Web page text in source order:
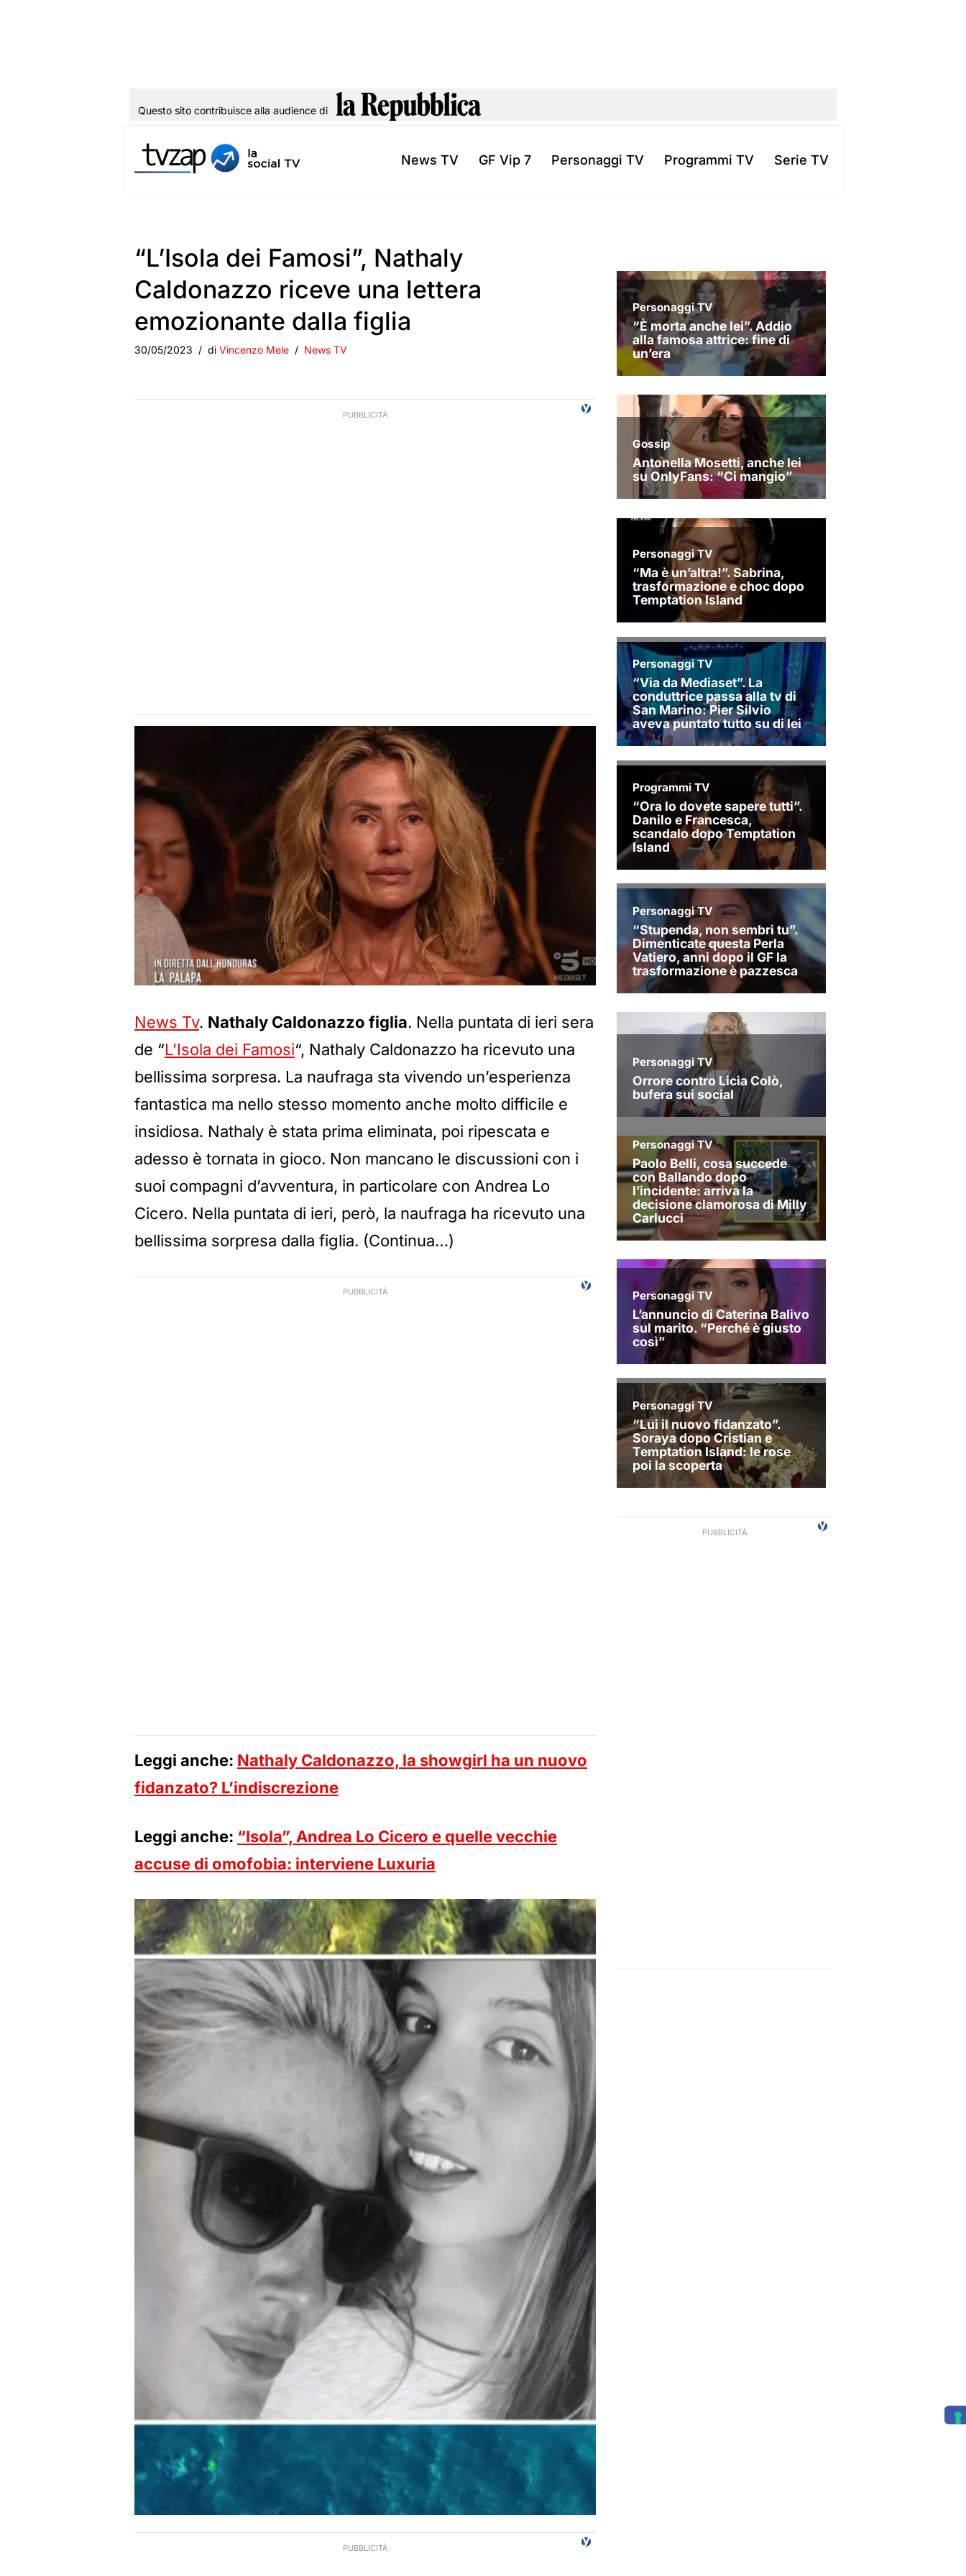
al
Questo sito contribuisce alla audience di
News TV GF Vip 7 Personaggi TV Programmi TV Serie TV
“L’Isola dei Famosi”, Nathaly
Caldonazzo riceve una lettera
emozionante dalla figlia
30/05/2023 di Vincenzo Mele News TV
News Tv. Nathaly Caldonazzo figlia. Nella puntata di ieri sera
de “L’Isola dei Famosi“, Nathaly Caldonazzo ha ricevuto una
bellissima sorpresa. La naufraga sta vivendo un’esperienza
fantastica ma nello stesso momento anche molto difficile e
insidiosa. Nathaly è stata prima eliminata, poi ripescata e
adesso è tornata in gioco. Non mancano le discussioni con i
suoi compagni d’avventura, in particolare con Andrea Lo
Cicero. Nella puntata di ieri, però, la naufraga ha ricevuto una
bellissima sorpresa dalla figlia. (Continua…)
Leggi anche: Nathaly Caldonazzo, la showgirl ha un nuovo
fidanzato? L’indiscrezione
Leggi anche: “Isola”, Andrea Lo Cicero e quelle vecchie
accuse di omofobia: interviene Luxuria